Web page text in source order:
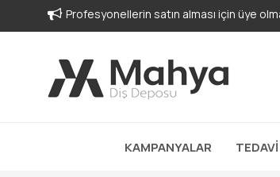
-
KAMPANYALAR